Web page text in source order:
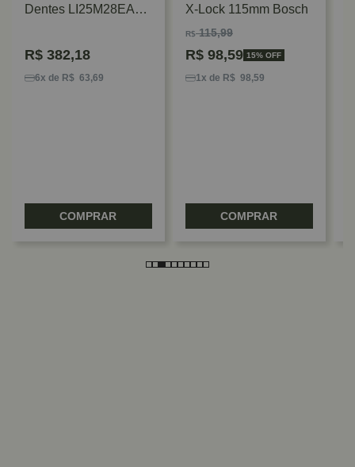
Dentes LI25M28EA3
R$ 382,18
6x de R$ 63,69
COMPRAR
X-Lock 115mm Bosch
R$115,99
R$ 98,59 15% OFF
1x de R$ 98,59
COMPRAR